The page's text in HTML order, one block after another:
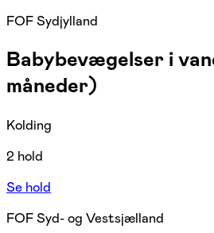
FOF Sydjylland
Babybevægelser i
måneder)
Kolding
2 hold
Se hold
FOF Syd- og Vestsjælland